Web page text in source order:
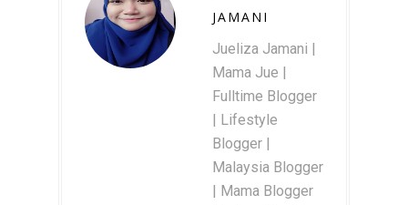
JAMANI
Jueliza Jamani |
Mama Jue |
Fulltime Blogger
| Lifestyle
Blogger |
Malaysia Blogger
| Mama Blogger